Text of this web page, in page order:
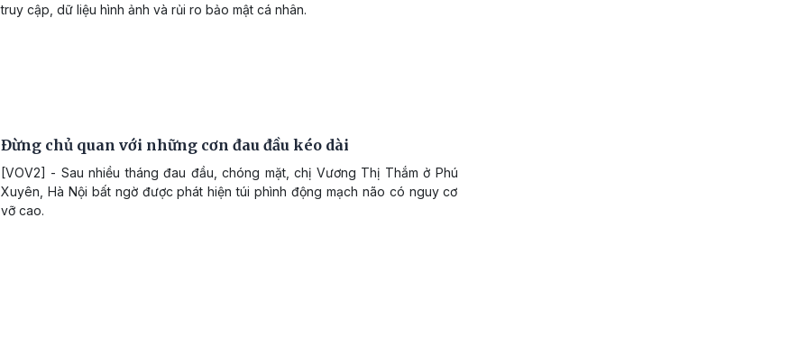
truy cập, dữ liệu hình ảnh và rủi ro bảo mật cá nhân.
Đừng chủ quan với những cơn đau đầu kéo dài
[VOV2] - Sau nhiều tháng đau đầu, chóng mặt, chị Vương Thị Thắm ở Phú
Xuyên, Hà Nội bất ngờ được phát hiện túi phình động mạch não có nguy cơ
vỡ cao.